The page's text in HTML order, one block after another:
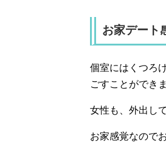
お家デート
個室にはくつろ
ごすことができま
女性も、外出し
お家感覚なので